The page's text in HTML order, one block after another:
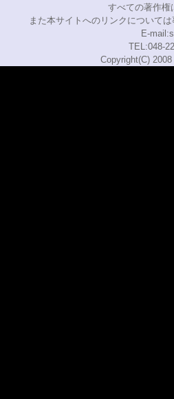
すべての著作権
また本サイトへのリンクについて
E-
TEL:048-
Copyright(C)